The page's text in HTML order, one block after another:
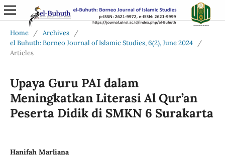
Home / Archives
/
el Buhuth: Borneo Journal of Islamic Studies, 6(2), June 2024
/
Articles
Upaya Guru PAI dalam
Meningkatkan Literasi Al Qur’an
Peserta Didik di SMKN 6 Surakarta
Hanifah Marliana